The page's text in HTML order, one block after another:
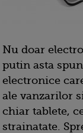
Nu doar
putin asta
electronice
ale vanzarilor
chiar tablete,
strainatate.